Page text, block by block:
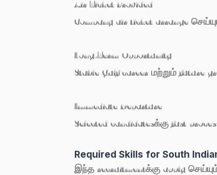
Air Ticket Provided
Company air ticket arrange
Long-Term Opportunity
Stable Gulf career மற்றும் future
Immediate Departure
Selected candidatesக்கு fast
Required Skills for South
இந்த recruitmentக்கு apply